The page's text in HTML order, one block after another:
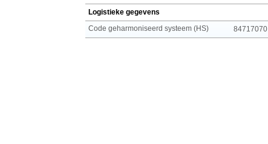
Logistieke gegevens
Code geharmoniseerd systeem (HS)
84717070